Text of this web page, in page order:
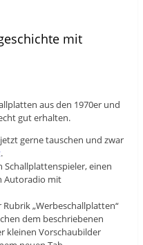
mit
aus den 1970er und
gut erhalten.
gerne tauschen und zwar
.
einen
Autoradio mit
„Werbeschallplatten“
dem beschriebenen
kleinen Vorschaubilder